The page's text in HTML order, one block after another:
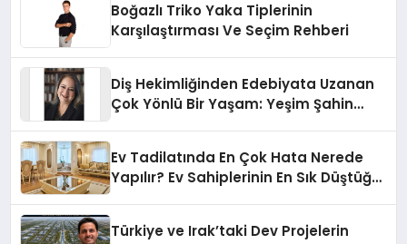
Boğazlı Triko Yaka Tiplerinin
Karşılaştırması Ve Seçim Rehberi
Diş Hekimliğinden Edebiyata Uzanan
Çok Yönlü Bir Yaşam: Yeşim Şahin
Ev Tadilatında En Çok Hata Nerede
Yapılır? Ev Sahiplerinin En Sık Düştüğü
Türkiye ve Irak’taki Dev Projelerin